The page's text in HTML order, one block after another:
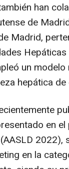
han
de
Madrid,
un
hepática
en
en la